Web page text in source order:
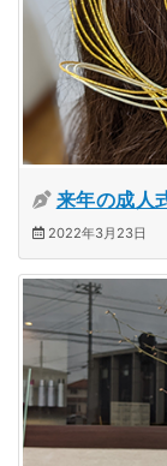
来年の成人
2022年3月23日